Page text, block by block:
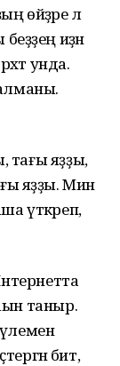
өйҙәре лә
иҙән
унда.
тағы яҙҙы,
яҙҙы. Мин
үткәреп,
таныр.
бит,